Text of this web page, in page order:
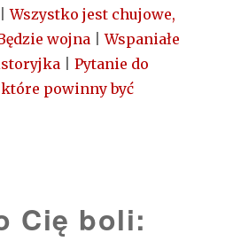
|Wszystko jest chujowe,
wojna |Wspaniałe
Pytanie do
powinny być
Cię boli: